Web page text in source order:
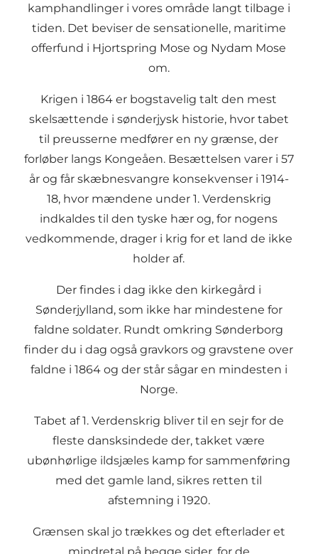
kamphandlinger i vores område langt tilbage i
tiden. Det beviser de sensationelle, maritime
offerfund i Hjortspring Mose og Nydam Mose
om.
Krigen i 1864 er bogstavelig talt den mest
skelsættende i sønderjysk historie, hvor tabet
til preusserne medfører en ny grænse, der
forløber langs Kongeåen. Besættelsen varer i 57
år og får skæbnesvangre konsekvenser i 1914-
18, hvor mændene under 1. Verdenskrig
indkaldes til den tyske hær og, for nogens
vedkommende, drager i krig for et land de ikke
holder af.
Der findes i dag ikke den kirkegård i
Sønderjylland, som ikke har mindestene for
faldne soldater. Rundt omkring Sønderborg
finder du i dag også gravkors og gravstene over
faldne i 1864og der står sågar en mindesten i
Norge.
Tabet af 1. Verdenskrig bliver til en sejr for de
fleste dansksindede der, takket være
ubønhørlige ildsjæles kamp for sammenføring
med det gamle land, sikres retten til
afstemning i 1920.
Grænsen skal jo trækkes og det efterlader et